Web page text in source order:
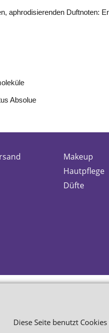
aphrodisierenden Duftnoten:
Absolue
Makeup
Hautpflege
Düfte
Diese Seite benutzt